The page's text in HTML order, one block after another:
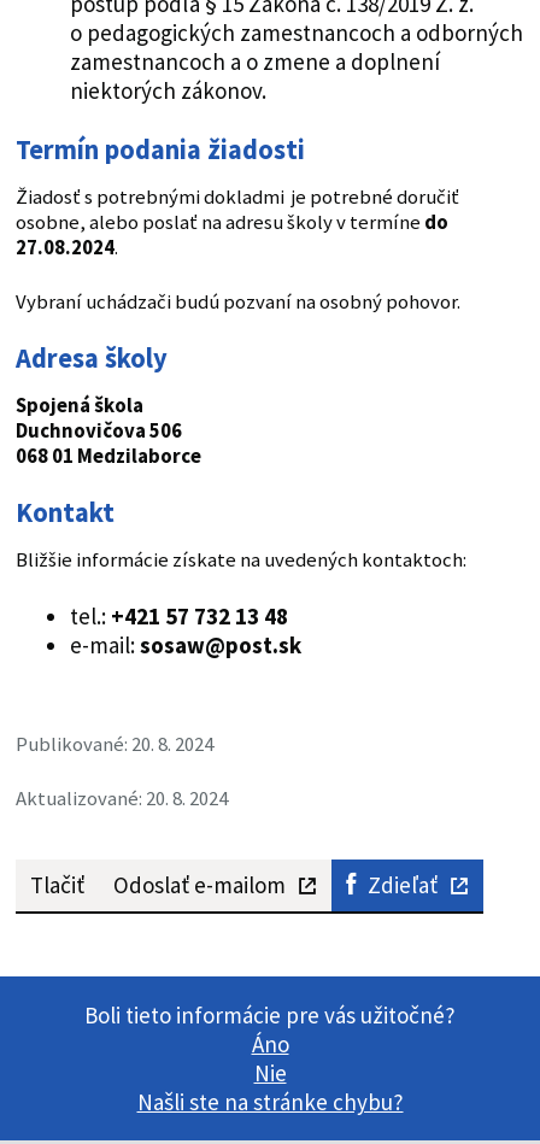
o pedagogických zamestnancoch a odborných
zamestnancoch a o zmene a doplnení
niektorých zákonov.
Termín podania žiadosti
Žiadosť s potrebnými dokladmi je potrebné doručiť
osobne, alebo poslať na adresu školy v termíne do
27.08.2024.
Vybraní uchádzači budú pozvaní na osobný pohovor.
Adresa školy
Spojená škola
Duchnovičova 506
068 01 Medzilaborce
Kontakt
Bližšie informácie získate na uvedených kontaktoch:
tel.: +421 57 732 13 48
e-mail:sosaw@post.sk
Publikované: 20. 8. 2024
Aktualizované: 20. 8. 2024
Tlačiť Odoslať e-mailom Zdieľať
Boli tieto informácie pre vás užitočné?
Áno
Nie
Našli ste na stránke chybu?